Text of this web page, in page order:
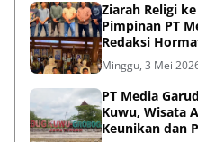
Ziarah Religi
Pimpinan PT
Redaksi
Minggu, 3 Mei
PT Media
Kuwu, Wisata
Keunikan dan